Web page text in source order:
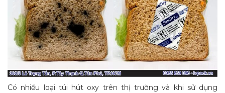
Có nhiều loại túi hút oxy trên thị trường và khi sử dụng